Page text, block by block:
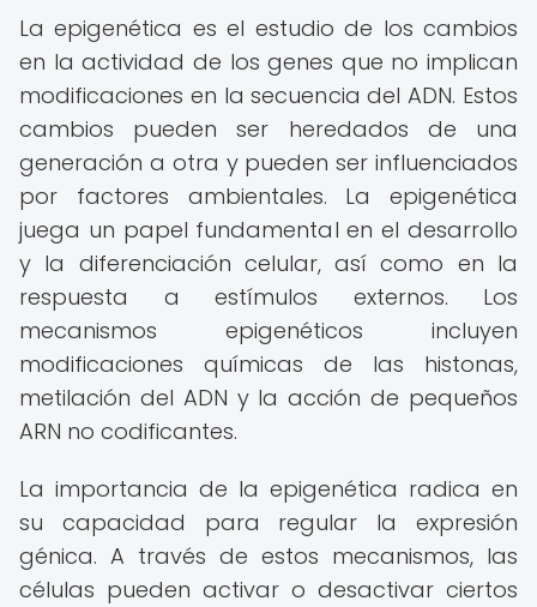
La epigenética es el estudio de los cambios
en la actividad de los genes que no implican
modificaciones en la secuencia del ADN. Estos
cambios pueden ser heredados de una
generación a otra y pueden ser influenciados
por factores ambientales. La epigenética
juega un papel fundamental en el desarrollo
y la diferenciación celular, así como en la
respuesta a estímulos externos. Los
mecanismos epigenéticos incluyen
modificaciones químicas de las histonas,
metilación del ADN y la acción de pequeños
ARN no codificantes.
La importancia de la epigenética radica en
su capacidad para regular la expresión
génica. A través de estos mecanismos, las
células pueden activar o desactivar ciertos